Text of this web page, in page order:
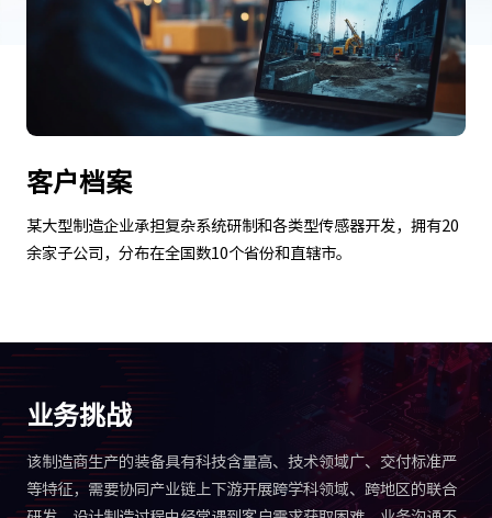
客户档案
某大型制造企业承担复杂系统研制和各类型传感器开发，拥有20
余家子公司，分布在全国数10个省份和直辖市。
业务挑战
该制造商生产的装备具有科技含量高、技术领域广、交付标准严
等特征，需要协同产业链上下游开展跨学科领域、跨地区的联合